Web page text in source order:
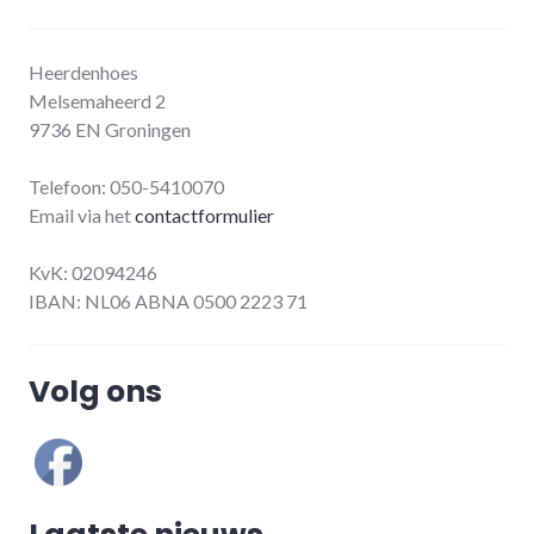
Heerdenhoes
Melsemaheerd 2
9736 EN Groningen
Telefoon: 050-5410070
Email via hetcontactformulier
KvK: 02094246
IBAN: NL06 ABNA 0500 2223 71
Volg ons